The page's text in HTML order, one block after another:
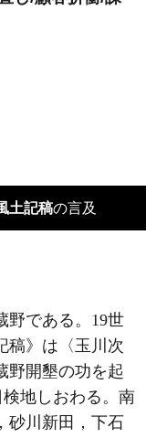
土記稿の言及
野である。19世
稿》は〈玉川次
野開墾の功を起
検地しおわる。南
砂川新田，下石